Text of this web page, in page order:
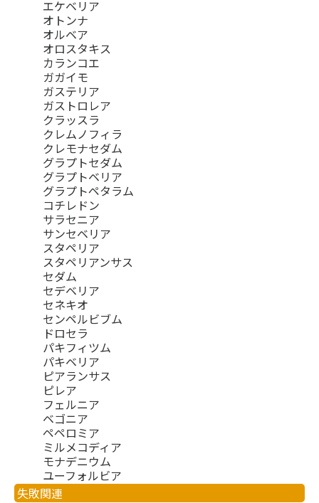
エケベリア
オトンナ
オルベア
オロスタキス
カランコエ
ガガイモ
ガステリア
ガストロレア
クラッスラ
クレムノフィラ
クレモナセダム
グラプトセダム
グラプトベリア
グラプトペタラム
コチレドン
サラセニア
サンセベリア
スタペリア
スタペリアンサス
セダム
セデベリア
セネキオ
センペルビブム
ドロセラ
パキフィツム
パキベリア
ピアランサス
ピレア
フェルニア
ベゴニア
ペペロミア
ミルメコディア
モナデニウム
ユーフォルビア
失敗関連